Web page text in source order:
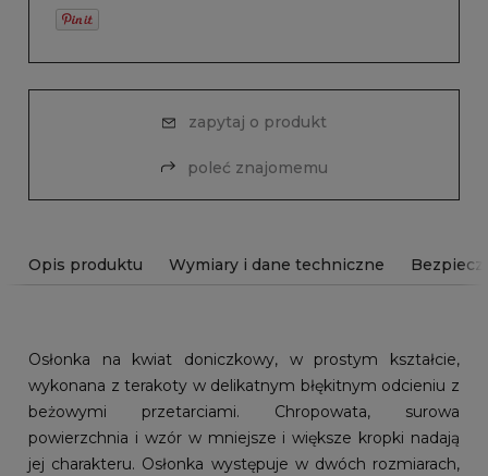
zapytaj o produkt
poleć znajomemu
Opis produktu Wymiary i dane techniczne
Osłonka na kwiat doniczkowy, w prostym kształcie,
wykonana z terakoty w delikatnym błękitnym odcieniu z
beżowymi przetarciami. Chropowata, surowa
powierzchnia i wzór w mniejsze i większe kropki nadają
jej charakteru. Osłonka występuje w dwóch rozmiarach,